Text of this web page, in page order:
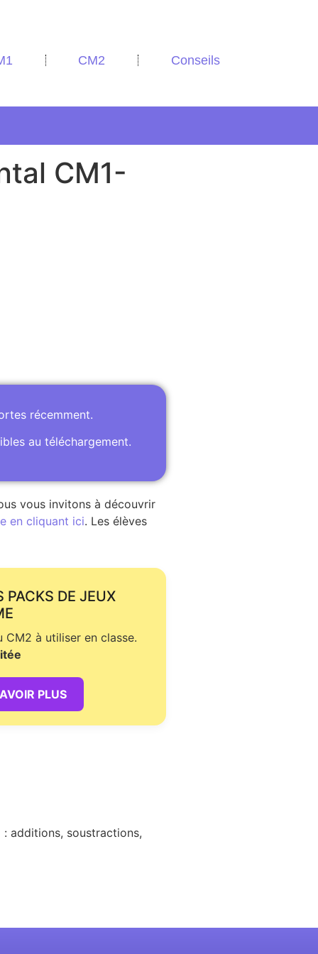
CM2 Conseils
CM1-
récemment.
au téléchargement.
vous invitons à découvrir
en cliquant ici. Les élèves
PACKS DE JEUX
CM2 à utiliser en classe.
PLUS
additions, soustractions,